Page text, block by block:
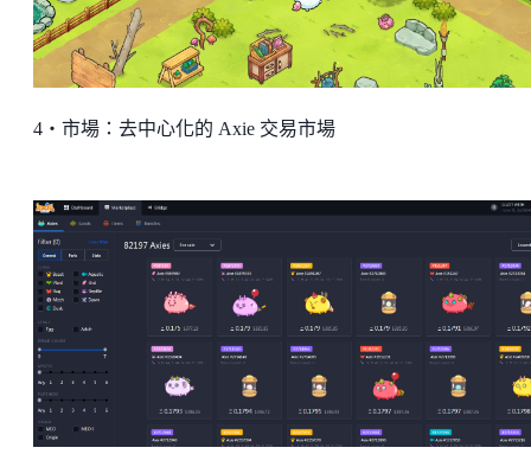
4・市場：去中心化的 Axie 交易市場